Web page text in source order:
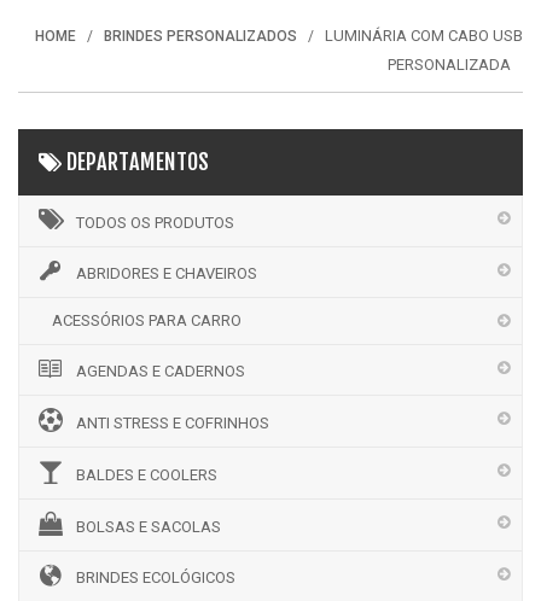
HOME BRINDES PERSONALIZADOS
LUMINÁRIA COM CABO USB
PERSONALIZADA
DEPARTAMENTOS
TODOS OS PRODUTOS
ABRIDORES E CHAVEIROS
ACESSÓRIOS PARA CARRO
AGENDAS E CADERNOS
ANTI STRESS E COFRINHOS
BALDES E COOLERS
BOLSAS E SACOLAS
BRINDES ECOLÓGICOS